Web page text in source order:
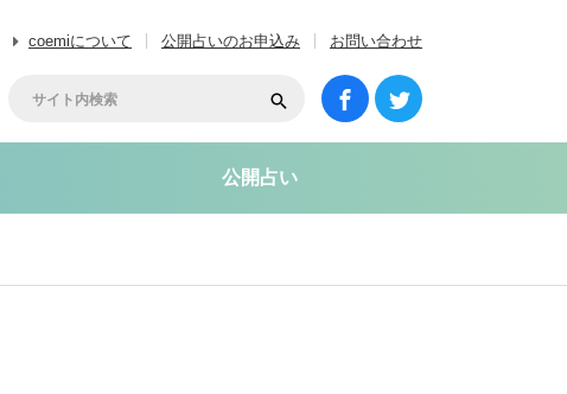
coemiについて 公開占いのお申込み お問い合わせ
公開占い